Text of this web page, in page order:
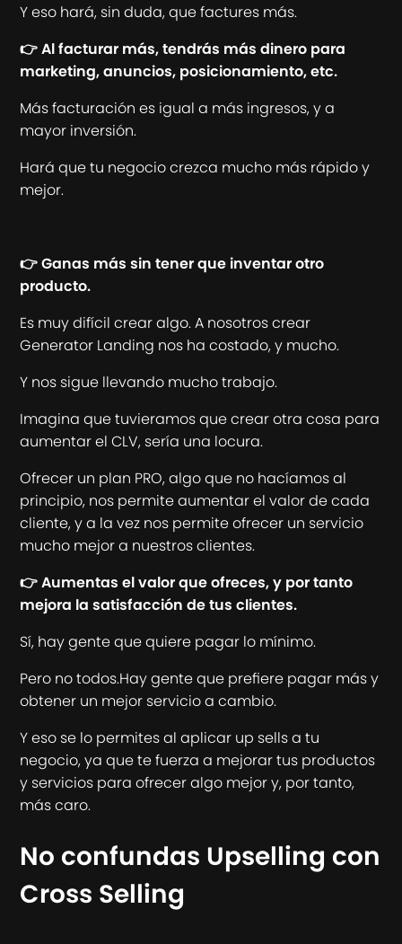
Y eso hará, sin duda, que factures más.
👉 Al facturar más, tendrás más dinero para
marketing, anuncios, posicionamiento, etc.
Más facturación es igual a más ingresos, y a
mayor inversión.
Hará que tu negocio crezca mucho más rápido y
mejor.
👉 Ganas más sin tener que inventar otro
producto.
Es muy difícil crear algo. A nosotros crear
Generator Landing nos ha costado, y mucho.
Y nos sigue llevando mucho trabajo.
Imagina que tuvieramos que crear otra cosa para
aumentar el CLV, sería una locura.
Ofrecer un plan PRO, algo que no hacíamos al
principio, nos permite aumentar el valor de cada
cliente, y a la vez nos permite ofrecer un servicio
mucho mejor a nuestros clientes.
👉 Aumentas el valor que ofreces, y por tanto
mejora la satisfacción de tus clientes.
Sí, hay gente que quiere pagar lo mínimo.
Pero no todos.Hay gente que prefiere pagar más y
obtener un mejor servicio a cambio.
Y eso se lo permites al aplicar up sells a tu
negocio, ya que te fuerza a mejorar tus productos
y servicios para ofrecer algo mejor y, por tanto,
más caro.
No confundas Upselling con
Cross Selling